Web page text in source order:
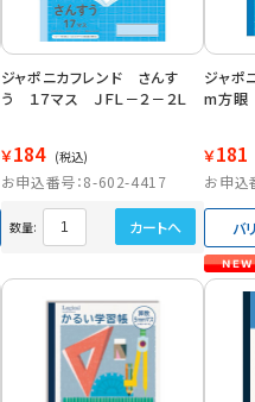
ジャポニカフレンド さんす
う １７マス ＪＦＬ－２－２Ｌ
￥184 (税込)
お申込番号：8-602-4417
数量: カートへ
ジャポ
m方眼
￥181
お申込
バ